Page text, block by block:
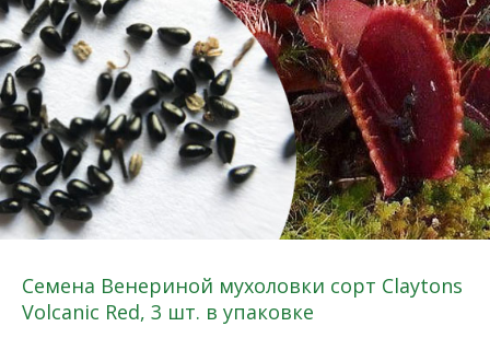
Семена Венериной мухоловки сорт Claytons
Volcanic Red, 3 шт. в упаковке